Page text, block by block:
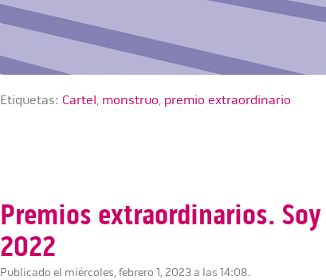
Etiquetas: Cartel, monstruo, premio extraordinario
Premios extraordinarios.
2022
Publicado el miércoles, febrero 1, 2023 a las 14:08.